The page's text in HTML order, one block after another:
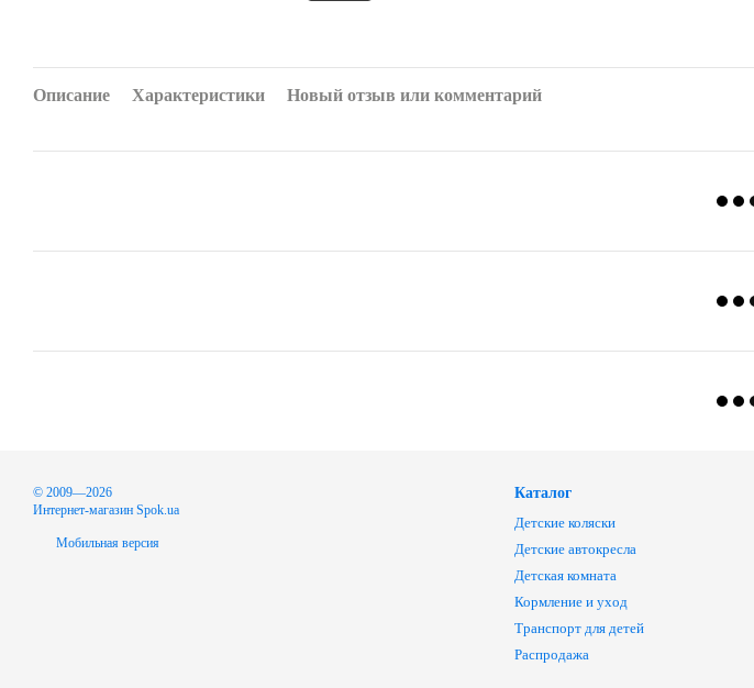
Описание Характеристики Новый отзыв или комментарий
© 2009—2026
Интернет-магазин Spok.ua
Мобильная версия
Каталог
Детские коляски
Детские автокресла
Детская комната
Кормление и уход
Транспорт для детей
Распродажа